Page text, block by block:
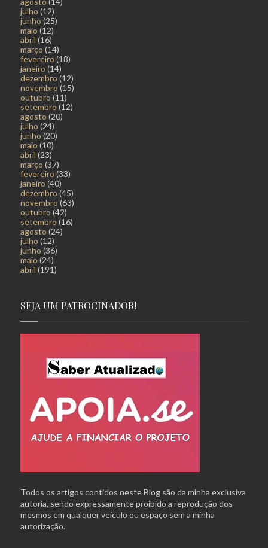
julho (12)
junho (25)
maio (12)
abril (16)
março (14)
fevereiro (18)
janeiro (14)
dezembro (12)
novembro (15)
outubro (11)
setembro (12)
agosto (20)
julho (24)
junho (20)
maio (10)
abril (23)
março (37)
fevereiro (33)
janeiro (40)
dezembro (45)
novembro (63)
outubro (42)
setembro (16)
agosto (24)
julho (12)
junho (36)
maio (24)
abril (191)
SEJA UM PATROCINADOR!
Todos os artigos contidos neste Blog são da minha exclusiva
autoria, sendo expressamente proibido a reprodução dos
mesmos em qualquer veículo ou espaço sem a minha
autorização.